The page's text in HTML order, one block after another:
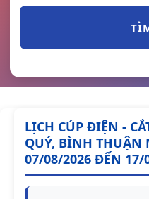
LỊCH CÚP ĐIỆN -
QUÝ, BÌNH THUẬN
07/08/2026 ĐẾN 17/